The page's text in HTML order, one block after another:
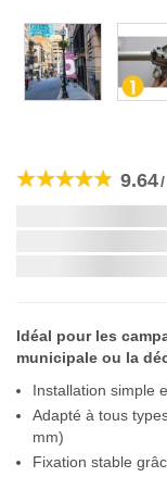
to
9.64/
Idéal pour les
municipale ou la
Installation simple
Adapté à tous
mm)
Fixation stable